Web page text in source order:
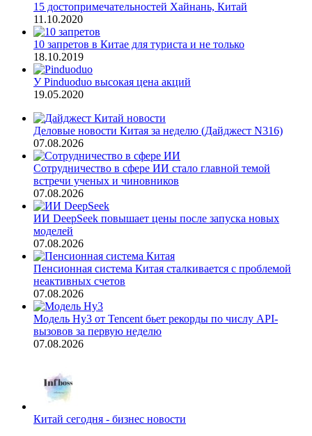
15 достопримечательностей Хайнань, Китай
11.10.2020
10 запретов в Китае для туриста и не только
18.10.2019
У Pinduoduo высокая цена акций
19.05.2020
Деловые новости Китая за неделю (Дайджест N316)
07.08.2026
Сотрудничество в сфере ИИ стало главной темой
встречи ученых и чиновников
07.08.2026
ИИ DeepSeek повышает цены после запуска новых
моделей
07.08.2026
Пенсионная система Китая сталкивается с проблемой
неактивных счетов
07.08.2026
Модель Hy3 от Tencent бьет рекорды по числу API-
вызовов за первую неделю
07.08.2026
Китай сегодня - бизнес новости